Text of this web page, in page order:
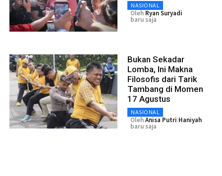
NASIONAL
Oleh Ryan Suryadi
baru saja
Bukan Sekadar
Lomba, Ini Makna
Filosofis dari Tarik
Tambang di Momen
17 Agustus
NASIONAL
OlehAnisa Putri Haniyah
baru saja